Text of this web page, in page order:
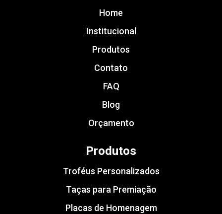
Home
Institucional
Produtos
Contato
FAQ
Blog
Orçamento
Produtos
Troféus Personalizados
Taças para Premiação
Placas de Homenagem